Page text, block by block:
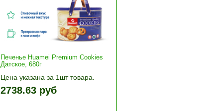
Печенье Huamei Premium Cookies
Датское, 680г
Цена указана за 1шт товара.
1шт прибавляется кнопками «+»
и «-». Выберите нужное
2738.63 руб